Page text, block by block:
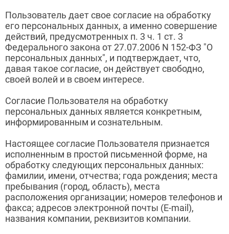
Пользователь дает свое согласие на обработку
его персональных данных, а именно совершение
действий, предусмотренных п. 3 ч. 1 ст. 3
Федерального закона от 27.07.2006 N 152-ФЗ "О
персональных данных", и подтверждает, что,
давая такое согласие, он действует свободно,
своей волей и в своем интересе.
Согласие Пользователя на обработку
персональных данных является конкретным,
информированным и сознательным.
Настоящее согласие Пользователя признается
исполненным в простой письменной форме, на
обработку следующих персональных данных:
фамилии, имени, отчества; года рождения; места
пребывания (город, область), места
расположения организации; номеров телефонов и
факса; адресов электронной почты (E-mail),
названия компании, реквизитов компании.